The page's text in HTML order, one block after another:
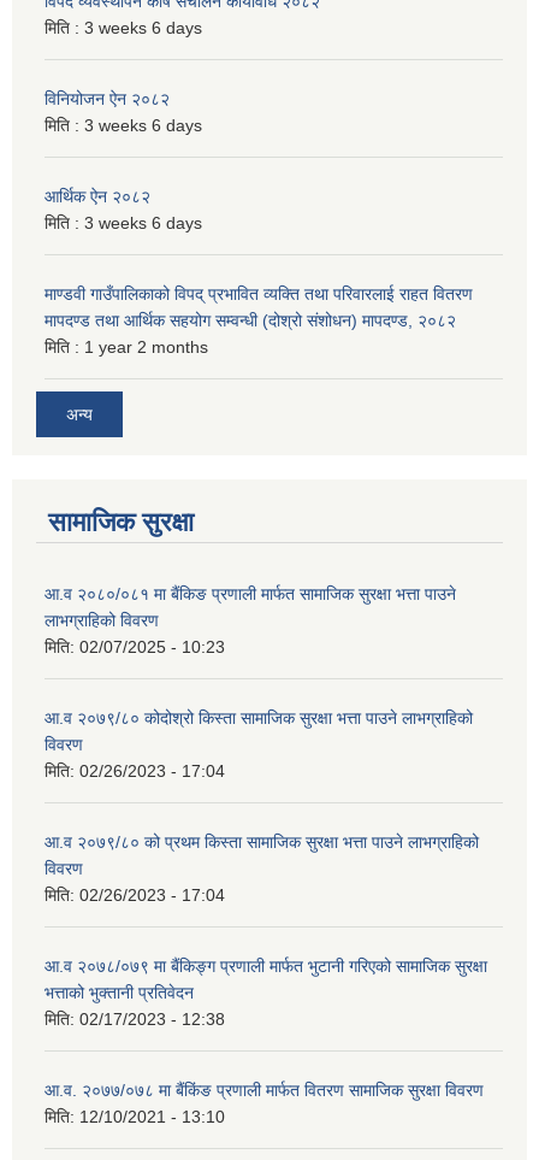
मिति : 3 weeks 6 days
विनियोजन ऐन २०८२
मिति : 3 weeks 6 days
आर्थिक ऐन २०८२
मिति : 3 weeks 6 days
माण्डवी गाउँपालिकाको विपद् प्रभावित व्यक्ति तथा परिवारलाई राहत वितरण
मापदण्ड तथा आर्थिक सहयोग सम्वन्धी (दोश्रो संशोधन) मापदण्ड, २०८२
मिति : 1 year 2 months
अन्य
सामाजिक सुरक्षा
आ.व २०८०/०८१ मा बैंकिङ प्रणाली मार्फत सामाजिक सुरक्षा भत्ता पाउने
लाभग्राहिको विवरण
मिति: 02/07/2025 - 10:23
आ.व २०७९/८० कोदोश्रो किस्ता सामाजिक सुरक्षा भत्ता पाउने लाभग्राहिको
विवरण
मिति: 02/26/2023 - 17:04
आ.व २०७९/८० को प्रथम किस्ता सामाजिक सुरक्षा भत्ता पाउने लाभग्राहिको
विवरण
मिति: 02/26/2023 - 17:04
आ.व २०७८/०७९ मा बैंकिङ्ग प्रणाली मार्फत भुटानी गरिएको सामाजिक सुरक्षा
भत्ताको भुक्तानी प्रतिवेदन
मिति: 02/17/2023 - 12:38
आ.व. २०७७/०७८ मा बैंकिंङ प्रणाली मार्फत वितरण सामाजिक सुरक्षा विवरण
मिति: 12/10/2021 - 13:10